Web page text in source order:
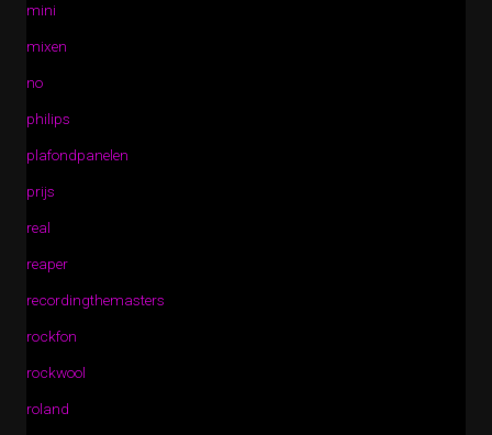
mini
mixen
no
philips
plafondpanelen
prijs
real
reaper
recordingthemasters
rockfon
rockwool
roland